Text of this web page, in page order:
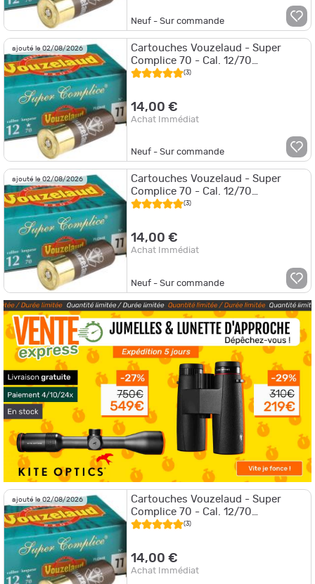
Neuf - Sur commande
ajouté le 02/08/2026
Cartouches Vouzelaud - Super
Complice 70 - Cal. 12/70
VOUZELAUD - SUPER COMPLICE
(3)
14,00 €
Achat Immédiat
Neuf - Sur commande
ajouté le 02/08/2026
Cartouches Vouzelaud - Super
Complice 70 - Cal. 12/70
VOUZELAUD - SUPER COMPLICE
(3)
14,00 €
Achat Immédiat
Neuf - Sur commande
ajouté le 02/08/2026
Cartouches Vouzelaud - Super
Complice 70 - Cal. 12/70
VOUZELAUD - SUPER COMPLICE
(3)
14,00 €
Achat Immédiat